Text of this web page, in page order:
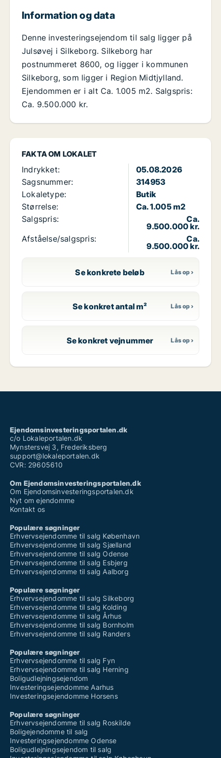
FAKTA OM LOKALET
Indrykket:
05.08.2026
Sagsnummer:
314953
Lokaletype:
Butik
Størrelse:
Ca. 1.005 m2
Salgspris:
Ca.
9.500.000 kr.
Afståelse/salgspris:
Ca.
9.500.000 kr.
Se konkrete beløb
Se konkret antal m²
Se konkret vejnummer
Information og data
Denne investeringsejendom til salg ligger på
Julsøvej i Silkeborg. Silkeborg har
postnummeret 8600, og ligger i kommunen
Silkeborg, som ligger i Region Midtjylland.
Ejendommen er i alt Ca. 1.005 m2. Salgspris:
Ca. 9.500.000 kr.
Ejendomsinvesteringsportalen.dk
c/o Lokaleportalen.dk
Mynstersvej 3, Frederiksberg
support@lokaleportalen.dk
CVR: 29605610
Om Ejendomsinvesteringsportalen.dk
Om Ejendomsinvesteringsportalen.dk
Nyt om ejendomme
Kontakt os
Populære søgninger
Erhvervsejendomme til salg København
Erhvervsejendomme til salg Sjælland
Erhvervsejendomme til salg Odense
Erhvervsejendomme til salg Esbjerg
Erhvervsejendomme til salg Aalborg
Populære søgninger
Erhvervsejendomme til salg Silkeborg
Erhvervsejendomme til salg Kolding
Erhvervsejendomme til salg Århus
Erhvervsejendomme til salg Bornholm
Erhvervsejendomme til salg Randers
Populære søgninger
Erhvervsejendomme til salg Fyn
Erhvervsejendomme til salg Herning
Boligudlejningsejendom
Investeringsejendomme Aarhus
Investeringsejendomme Horsens
Populære søgninger
Erhvervsejendomme til salg Roskilde
Boligejendomme til salg
Investeringsejendomme Odense
Boligudlejningsejendom til salg